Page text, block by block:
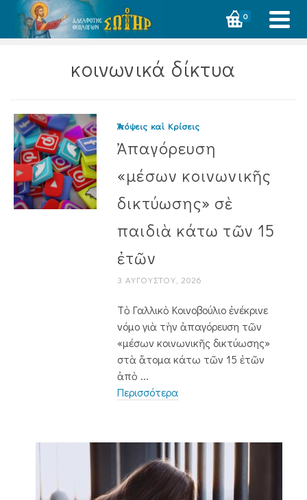
0
κοινωνικά δίκτυα
Ἀπόψεις καὶ Κρίσεις
Ἀπαγόρευση
«μέσων κοινωνικῆς
δικτύωσης» σὲ
παιδιὰ κάτω τῶν 15
ἐτῶν
3 ΑΥΓΟΎΣΤΟΥ, 2026
Τὸ Γαλλικὸ Κοινοβούλιο ἐνέκρινε
νόμο γιὰ τὴν ἀπαγόρευση τῶν
«μέσων κοινωνικῆς δικτύωσης»
στὰ ἄτομα κάτω τῶν 15 ἐτῶν
ἀπὸ ...
Περισσότερα